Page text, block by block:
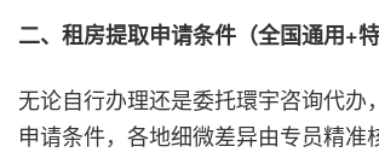
二、租房提取申请条件（全国通用+特
无论自行办理还是委托環宇咨询代办
申请条件，各地细微差异由专员精准